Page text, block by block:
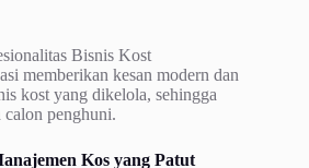
Bisnis Kost
memberikan kesan modern dan
kost yang dikelola, sehingga
penghuni.
Kos yang Patut